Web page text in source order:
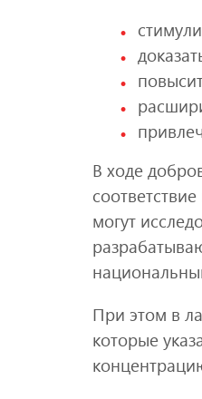
В ходе
могут
При этом в
которые